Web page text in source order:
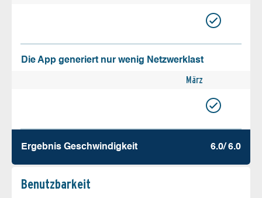
Die App generiert nur wenig Netzwerklast
März
Ergebnis Geschw­indigkeit 6.0/ 6.0
Benutz­barkeit